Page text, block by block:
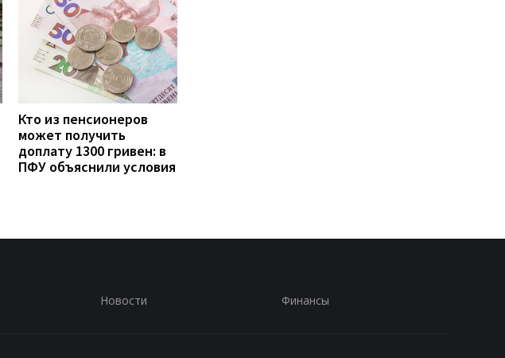
Кто из пенсионеров
может получить
доплату 1300 гривен: в
ПФУ объяснили условия
Новости Финансы